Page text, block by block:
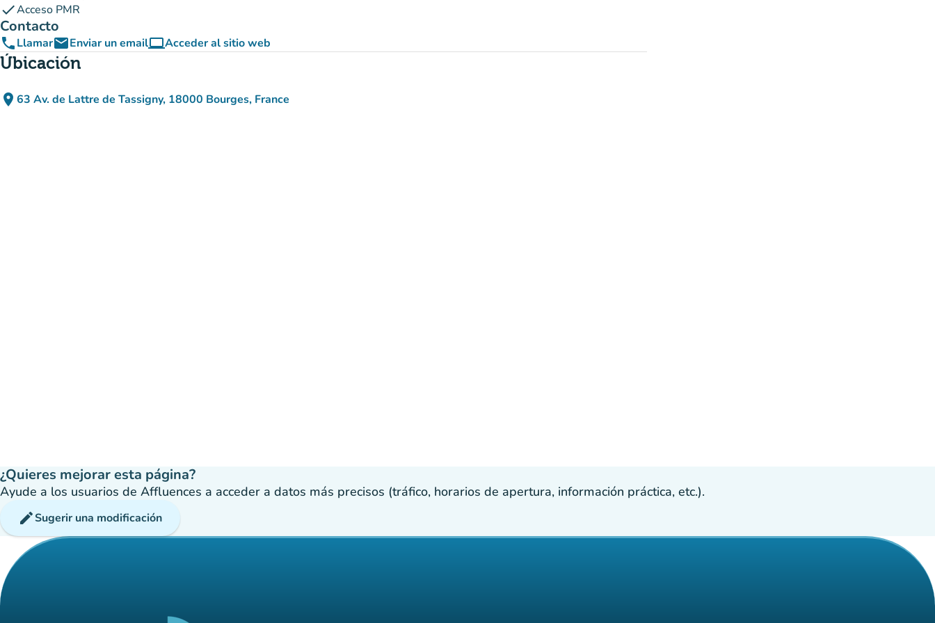
checkAcceso PMR
Contacto
phoneLlamaremailEnviar un emailcomputerAcceder al sitio web
(nueva pestaña)
Úbicación
place 63 Av. de Lattre de Tassigny, 18000 Bourges, France
(abrir en Google Maps)
(nueva pestaña)
¿Quieres mejorar esta página?
Ayude a los usuarios de Affluences a acceder a datos más precisos (tráfico, horarios de apertura, información práctica, etc.).
editSugerir una modificación